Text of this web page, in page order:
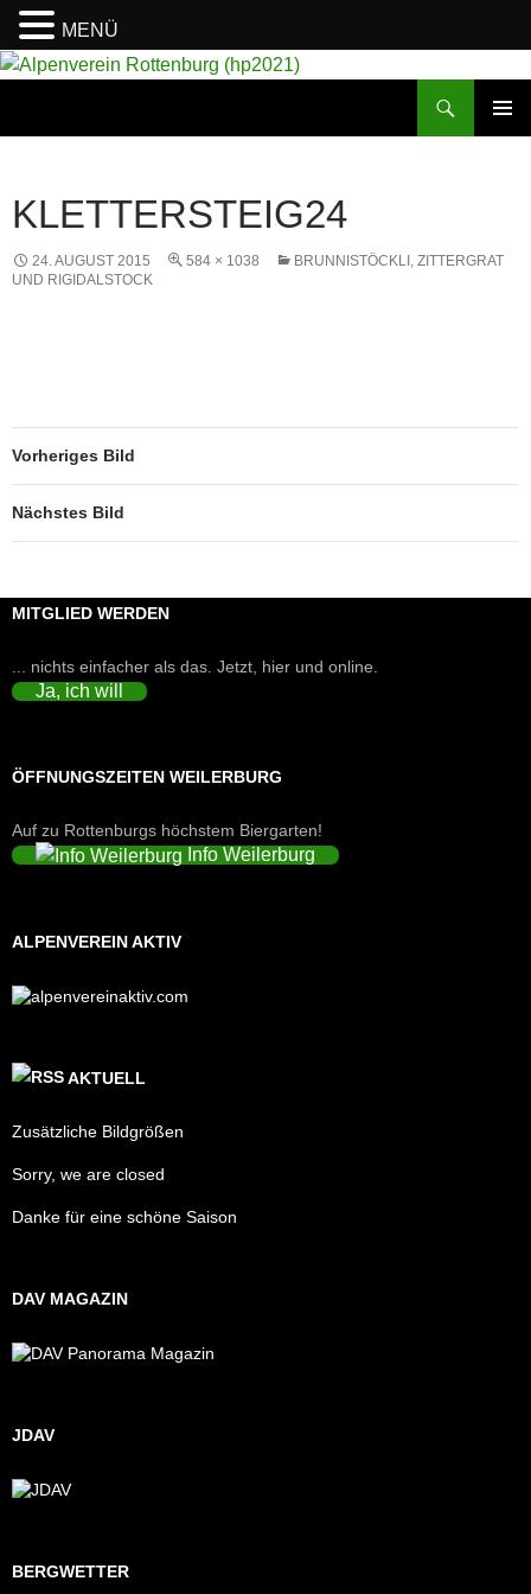
KLETTERSTEIG24
24. AUGUST 2015 584 × 1038
BRUNNISTÖCKLI, ZITTERGRAT
UND RIGIDALSTOCK
Vorheriges Bild
Nächstes Bild
MITGLIED WERDEN
... nichts einfacher als das. Jetzt, hier und online.
Ja, ich will
ÖFFNUNGSZEITEN WEILERBURG
Auf zu Rottenburgs höchstem Biergarten!
Info Weilerburg
ALPENVEREIN AKTIV
AKTUELL
Zusätzliche Bildgrößen
Sorry, we are closed
Danke für eine schöne Saison
DAV MAGAZIN
JDAV
BERGWETTER
MENÜ